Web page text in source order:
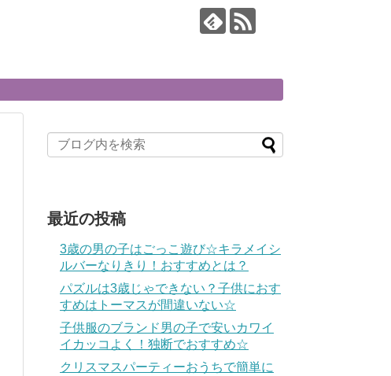
最近の投稿
3歳の男の子はごっこ遊び☆キラメイシ
ルバーなりきり！おすすめとは？
パズルは3歳じゃできない？子供におす
すめはトーマスが間違いない☆
子供服のブランド男の子で安いカワイ
イカッコよく！独断でおすすめ☆
クリスマスパーティーおうちで簡単に